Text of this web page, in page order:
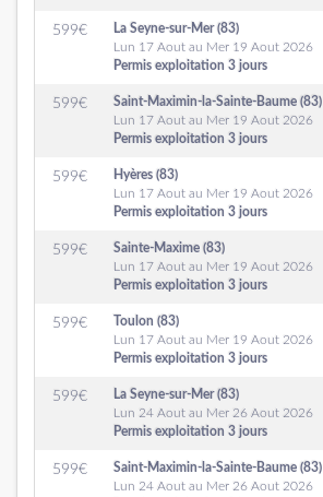
599€
La Seyne-sur-Mer (83)
Lun 17 Aout au Mer 19 Aout 2026
Permis exploitation 3 jours
599€
Saint-Maximin-la-Sainte-Baume (83)
Lun 17 Aout au Mer 19 Aout 2026
Permis exploitation 3 jours
599€
Hyères (83)
Lun 17 Aout au Mer 19 Aout 2026
Permis exploitation 3 jours
599€
Sainte-Maxime (83)
Lun 17 Aout au Mer 19 Aout 2026
Permis exploitation 3 jours
599€
Toulon (83)
Lun 17 Aout au Mer 19 Aout 2026
Permis exploitation 3 jours
599€
La Seyne-sur-Mer (83)
Lun 24 Aout au Mer 26 Aout 2026
Permis exploitation 3 jours
599€
Saint-Maximin-la-Sainte-Baume (83)
Lun 24 Aout au Mer 26 Aout 2026